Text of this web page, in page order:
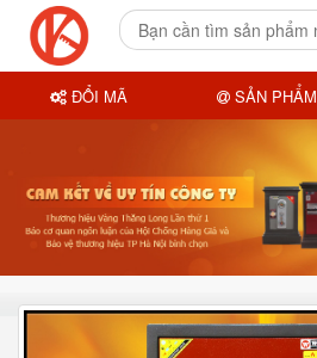
ĐỔI MÃ SẢN PHẨM